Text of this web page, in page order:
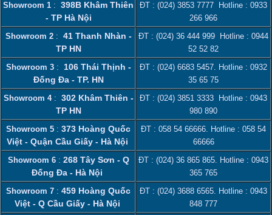
Showroom 1 : 398B Khâm Thiên
- TP Hà Nội
ĐT : (024) 3853 7777 Hotline : 0933
266 966
Showroom 2 : 41 Thanh Nhàn -
TP HN
ĐT : (024) 36 444 999 Hotline : 0944
52 52 82
Showroom 3 : 106 Thái Thịnh -
Đống Đa - TP. HN
ĐT : (024) 6683 5457 . Hotline : 0932
35 65 75
Showroom 4 : 302 Khâm Thiên -
TP HN
ĐT : (024) 3851 3333 Hotline : 0943
980 890
Showroom 5 : 373 Hoàng Quốc
Việt - Quận Cầu Giấy - Hà Nội
ĐT : 058 54 66666 . Hotline : 058 54
66666
Showroom 6 : 268 Tây Sơn - Q
Đống Đa - Hà Nội
ĐT : (024) 36 865 865 . Hotline : 0943
365 765
Showroom 7 : 459 Hoàng Quốc
Việt - Q Cầu Giấy - Hà Nội
ĐT : (024) 3688 6565 . Hotline : 0943
848 777